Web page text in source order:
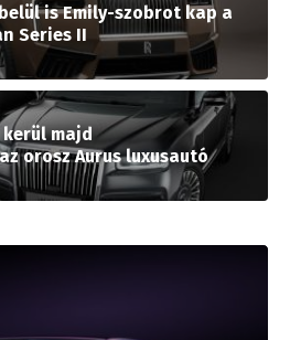
is Emily-szobrot kap a
Series II
majd
orosz Aurus luxusautó